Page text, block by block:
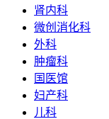
肾内科
微创消化科
外科
肿瘤科
国医馆
妇产科
儿科